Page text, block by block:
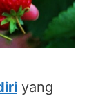
yang